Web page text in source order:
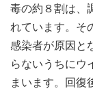
毒の約８割は、
れています。そ
感染者が原因と
らないうちにウ
まいます。回復